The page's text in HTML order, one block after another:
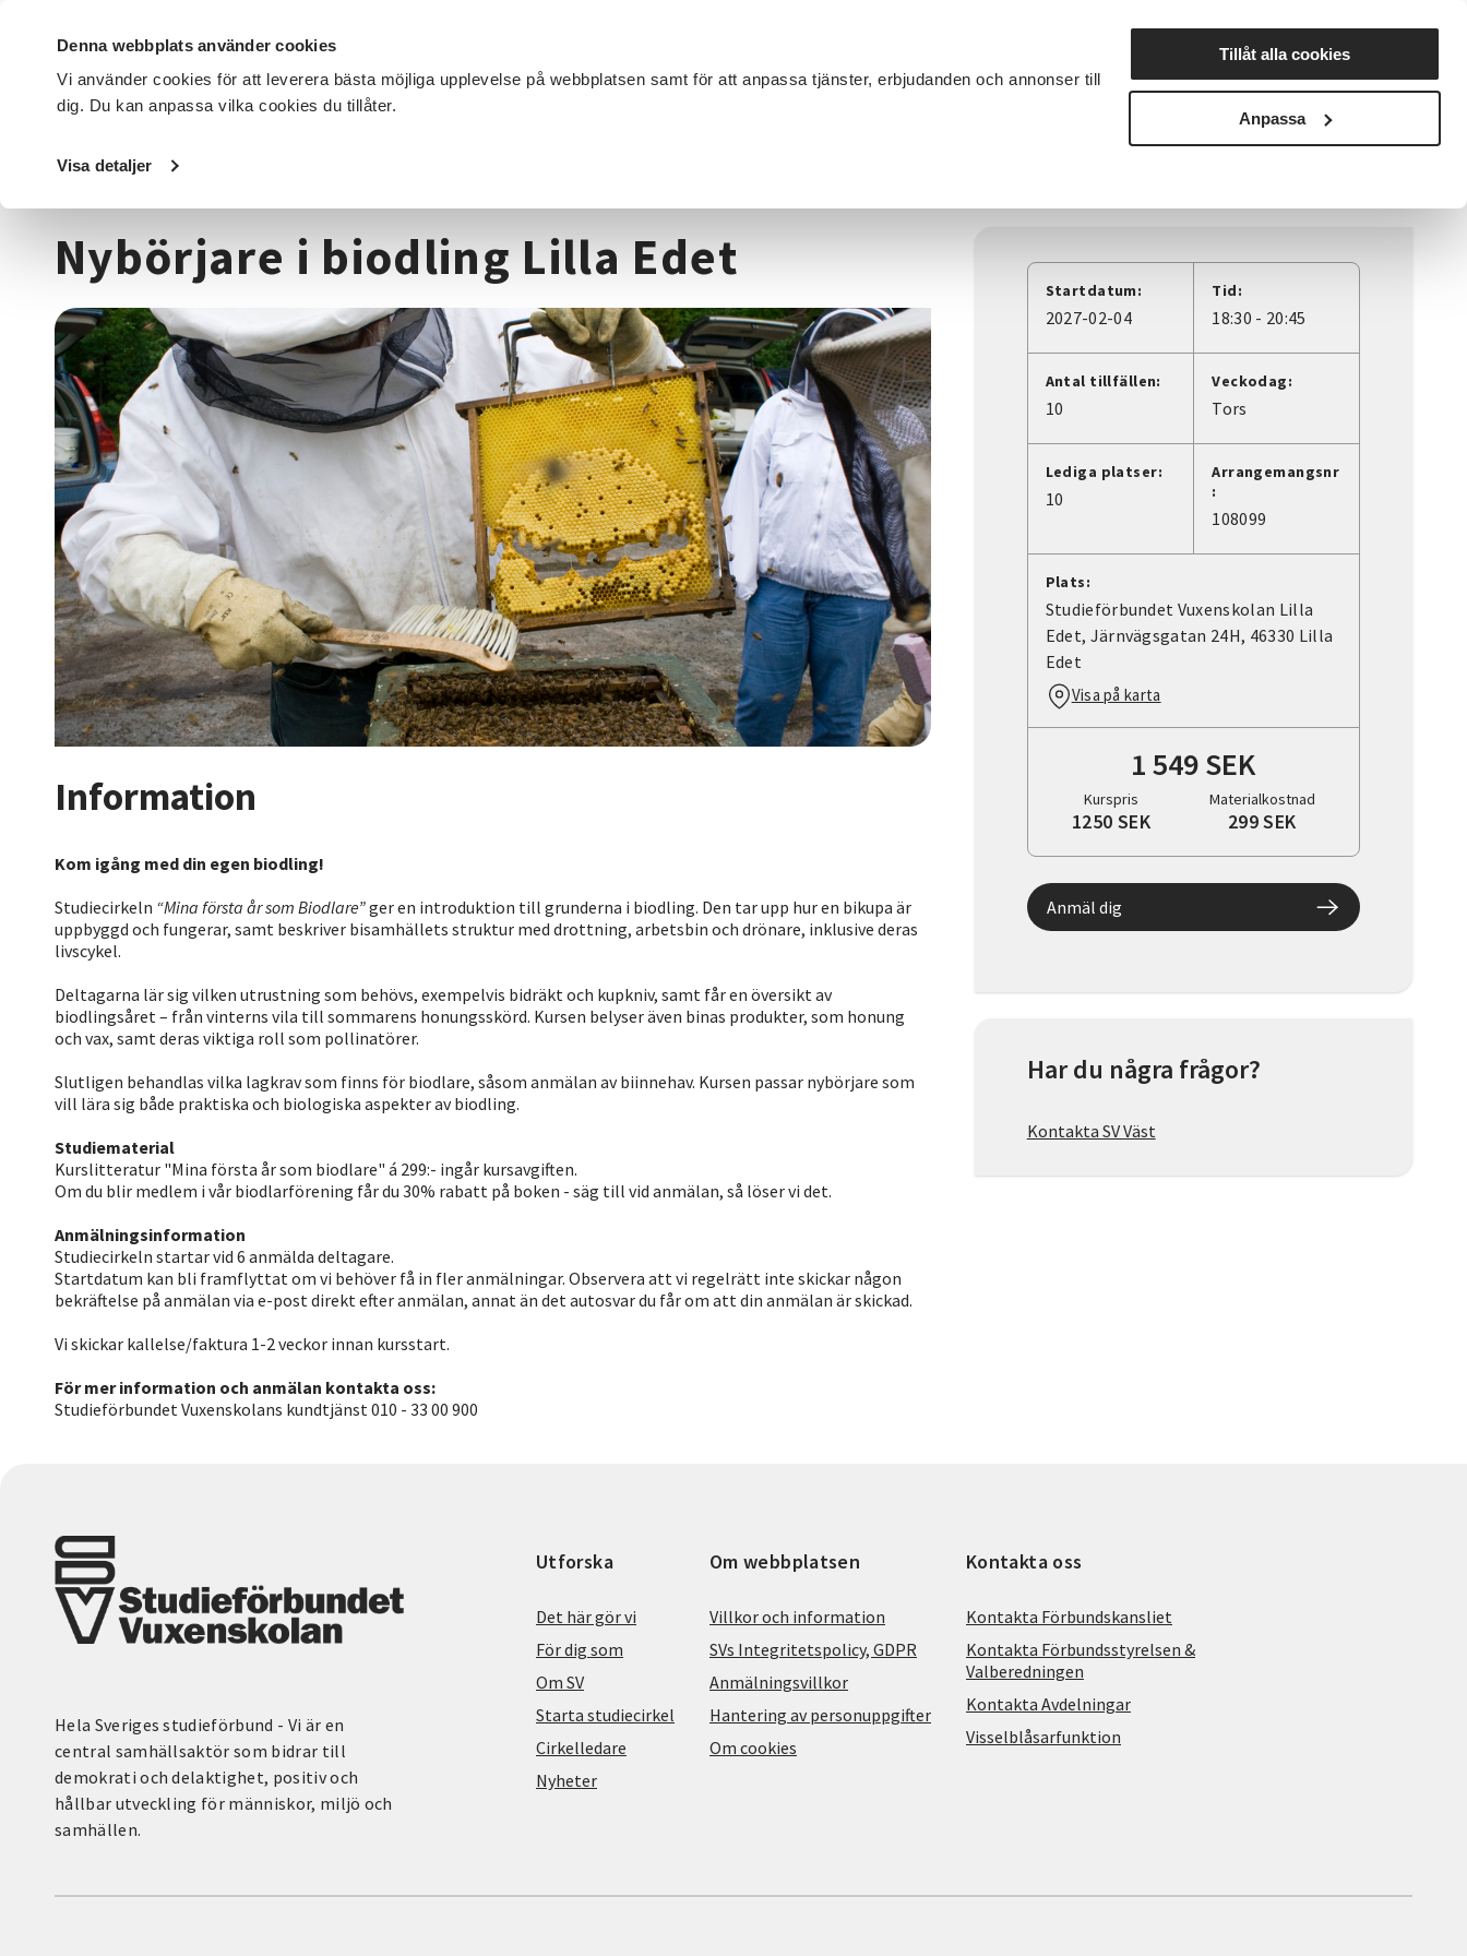
Denna webbplats använder cookies
Vi använder cookies för att leverera bästa möjliga upplevelse på webbplatsen samt för att anpassa tjänster, erbjudanden och annonser till
dig. Du kan anpassa vilka cookies du tillåter.
Visa detaljer
Tillåt alla cookies
Anpassa
DET HÄR GÖR VI FÖR DIG SOM SÖK KURSER OCH EVENEMANG Nyheter Avdelningar
Startsida / Kurser och evenemang
Nybörjare i biodling Lilla Edet
Information
Kom igång med din egen biodling!
Studiecirkeln “Mina första år som Biodlare”ger en introduktion till grunderna i biodling. Den tar upp hur en bikupa är
uppbyggd och fungerar, samt beskriver bisamhällets struktur med drottning, arbetsbin och drönare, inklusive deras
livscykel.
Deltagarna lär sig vilken utrustning som behövs, exempelvis bidräkt och kupkniv, samt får en översikt av
biodlingsåret – från vinterns vila till sommarens honungsskörd. Kursen belyser även binas produkter, som honung
och vax, samt deras viktiga roll som pollinatörer.
Slutligen behandlas vilka lagkrav som finns för biodlare, såsom anmälan av biinnehav. Kursen passar nybörjare som
vill lära sig både praktiska och biologiska aspekter av biodling.
Studiematerial
Kurslitteratur "Mina första år som biodlare" á 299:- ingår kursavgiften.
Om du blir medlem i vår biodlarförening får du 30% rabatt på boken - säg till vid anmälan, så löser vi det.
Anmälningsinformation
Studiecirkeln startar vid 6 anmälda deltagare.
Startdatum kan bli framflyttat om vi behöver få in fler anmälningar. Observera att vi regelrätt inte skickar någon
bekräftelse på anmälan via e-post direkt efter anmälan, annat än det autosvar du får om att din anmälan är skickad.
Vi skickar kallelse/faktura 1-2 veckor innan kursstart.
För mer information och anmälan kontakta oss:
Studieförbundet Vuxenskolans kundtjänst 010 - 33 00 900
Startdatum:
2027-02-04
Tid:
18:30 - 20:45
Antal tillfällen:
10
Veckodag:
Tors
Lediga platser:
10
Arrangemangsnr
:
108099
Plats:
Studieförbundet Vuxenskolan Lilla
Edet, Järnvägsgatan 24H, 46330 Lilla
Edet
Visa på karta
1 549 SEK
Kurspris
1250 SEK
Materialkostnad
299 SEK
Anmäl dig
Har du några frågor?
Kontakta SV Väst
Hela Sveriges studieförbund - Vi är en
central samhällsaktör som bidrar till
demokrati och delaktighet, positiv och
hållbar utveckling för människor, miljö och
samhällen.
Utforska
Det här gör vi
För dig som
Om SV
Starta studiecirkel
Cirkelledare
Nyheter
Om webbplatsen
Villkor och information
SVs Integritetspolicy, GDPR
Anmälningsvillkor
Hantering av personuppgifter
Om cookies
Kontakta oss
Kontakta Förbundskansliet
Kontakta Förbundsstyrelsen &
Valberedningen
Kontakta Avdelningar
Visselblåsarfunktion